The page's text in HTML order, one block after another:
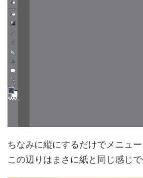
ちなみに縦にするだけでメニュー
この辺りはまさに紙と同じ感じで